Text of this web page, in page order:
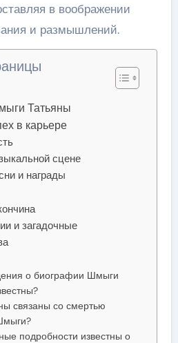
в воображении
и размышлений.
Татьяны
в карьере
сцене
и награды
и загадочные
о биографии Шмыги
связаны со смертью
подробности известны о